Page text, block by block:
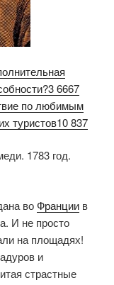
6667
по любимым
туристов10 837
1783 год.
воФранции в
И не просто
на площадях!
и
страстные